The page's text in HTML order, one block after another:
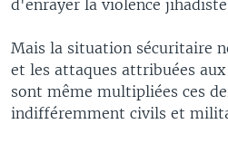
d'enrayer la violence
Mais la situation sécuritaire
et les attaques attribuées
sont même multipliées ces
indifféremment civils et